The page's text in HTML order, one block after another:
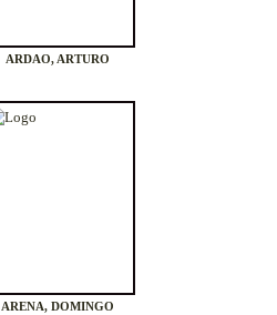
ARDAO, ARTURO
ARENA, DOMINGO